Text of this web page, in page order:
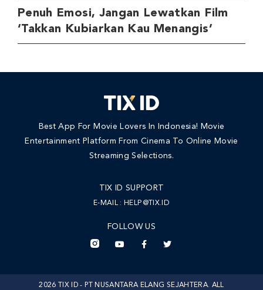
Penuh Emosi, Jangan Lewatkan Film
‘Takkan Kubiarkan Kau Menangis’
Best App For Movie Lovers In Indonesia! Movie
Entertainment Platform From Cinema To Online Movie
Streaming Selections.
TIX ID SUPPORT
E-MAIL : HELP@TIX.ID
FOLLOW US
2026 TIX ID - PT NUSANTARA ELANG SEJAHTERA. ALL